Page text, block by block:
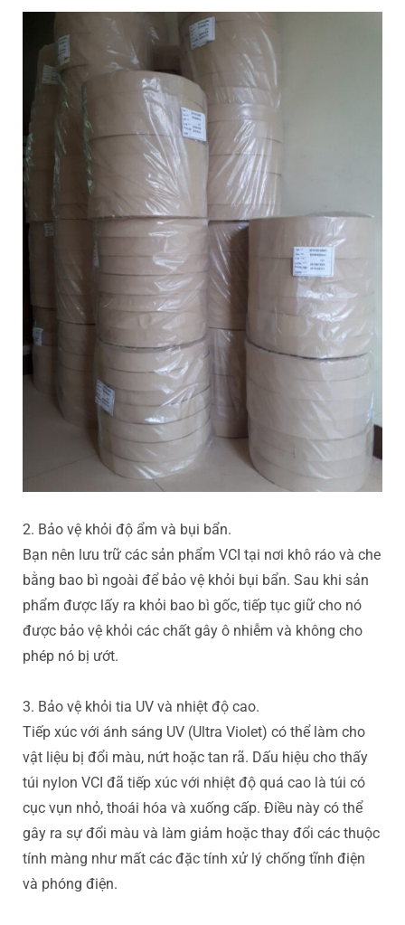
2. Bảo vệ khỏi độ ẩm và bụi bẩn.
Bạn nên lưu trữ các sản phẩm VCI tại nơi khô ráo và che
bằng bao bì ngoài để bảo vệ khỏi bụi bẩn. Sau khi sản
phẩm được lấy ra khỏi bao bì gốc, tiếp tục giữ cho nó
được bảo vệ khỏi các chất gây ô nhiễm và không cho
phép nó bị ướt.
3. Bảo vệ khỏi tia UV và nhiệt độ cao.
Tiếp xúc với ánh sáng UV (Ultra Violet) có thể làm cho
vật liệu bị đổi màu, nứt hoặc tan rã. Dấu hiệu cho thấy
túi nylon VCI đã tiếp xúc với nhiệt độ quá cao là túi có
cục vụn nhỏ, thoái hóa và xuống cấp. Điều này có thể
gây ra sự đổi màu và làm giảm hoặc thay đổi các thuộc
tính màng như mất các đặc tính xử lý chống tĩnh điện
và phóng điện.